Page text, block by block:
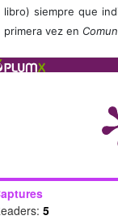
libro) siempre que
primera vez en
5